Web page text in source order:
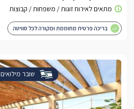
בריכה פרטית מחוממת ומקורה לכל סוויטה
שובר מילואים